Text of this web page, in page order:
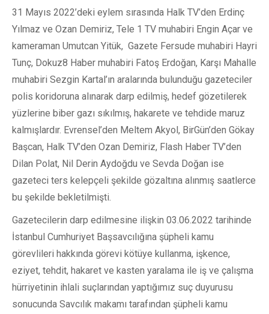
31 Mayıs 2022’deki eylem sırasında Halk TV’den Erdinç
Yılmaz ve Ozan Demiriz, Tele 1 TV muhabiri Engin Açar ve
kameraman Umutcan Yitük, Gazete Fersude muhabiri Hayri
Tunç, Dokuz8 Haber muhabiri Fatoş Erdoğan, Karşı Mahalle
muhabiri Sezgin Kartal’ın aralarında bulunduğu gazeteciler
polis koridoruna alınarak darp edilmiş, hedef gözetilerek
yüzlerine biber gazı sıkılmış, hakarete ve tehdide maruz
kalmışlardır. Evrensel’den Meltem Akyol, BirGün’den Gökay
Başcan, Halk TV’den Ozan Demiriz, Flash Haber TV’den
Dilan Polat, Nil Derin Aydoğdu ve Sevda Doğan ise
gazeteci ters kelepçeli şekilde gözaltına alınmış saatlerce
bu şekilde bekletilmişti.
Gazetecilerin darp edilmesine ilişkin 03.06.2022 tarihinde
İstanbul Cumhuriyet Başsavcılığına şüpheli kamu
görevlileri hakkında görevi kötüye kullanma, işkence,
eziyet, tehdit, hakaret ve kasten yaralama ile iş ve çalışma
hürriyetinin ihlali suçlarından yaptığımız suç duyurusu
sonucunda Savcılık makamı tarafından şüpheli kamu